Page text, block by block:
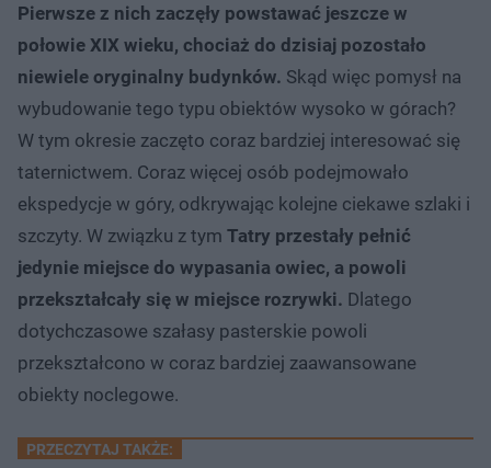
Pierwsze z nich zaczęły powstawać jeszcze w
połowie XIX wieku, chociaż do dzisiaj pozostało
niewiele oryginalny budynków. Skąd więc pomysł na
wybudowanie tego typu obiektów wysoko w górach?
W tym okresie zaczęto coraz bardziej interesować się
taternictwem. Coraz więcej osób podejmowało
ekspedycje w góry, odkrywając kolejne ciekawe szlaki i
szczyty. W związku z tym Tatry przestały pełnić
jedynie miejsce do wypasania owiec, a powoli
przekształcały się w miejsce rozrywki. Dlatego
dotychczasowe szałasy pasterskie powoli
przekształcono w coraz bardziej zaawansowane
obiekty noclegowe.
PRZECZYTAJ TAKŻE: